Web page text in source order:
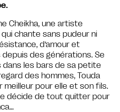
Cheikha, une artiste
chante sans pudeur ni
d’amour et
depuis des générations. Se
les bars de sa petite
des hommes, Touda
meilleur pour elle et son fils.
décide de tout quitter pour